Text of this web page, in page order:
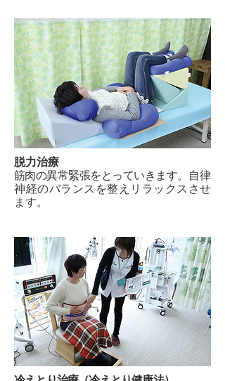
脱力治療
筋肉の異常緊張をとっていきます。
自律
神経のバランスを整えリラックスさせ
ます。